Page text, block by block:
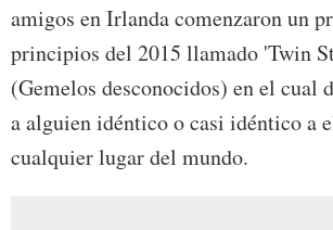
amigos en Irlanda comenzaron un
principios del 2015 llamado 'Twin
(Gemelos desconocidos) en el cual
a alguien idéntico o casi idéntico a
cualquier lugar del mundo.